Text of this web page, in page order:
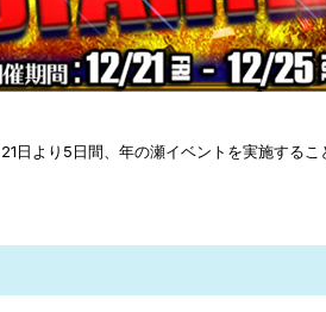
より5日間、年の瀬イベントを実施するこ